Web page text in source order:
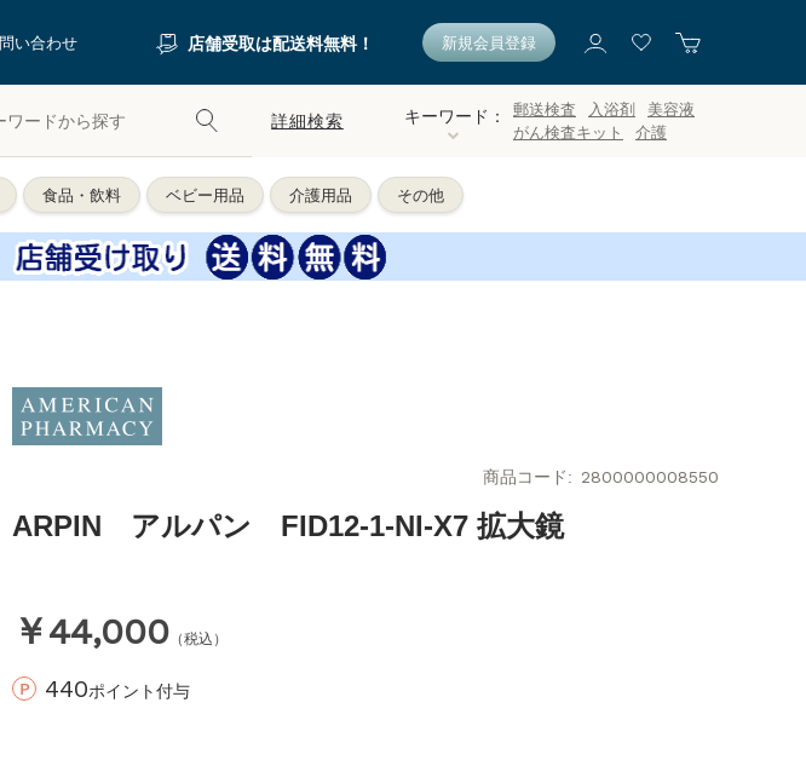
い合わせ 店舗受取は配送料無料！ 新規会員登録
詳細検索 キーワード： 郵送検査 入浴剤
美容液
がん検査キット
介護
食品・飲料 ベビー用品 介護用品 その他
商品コード 2800000008550
ARPIN アルパン FID12‐1‐NI‐X7 拡大鏡
￥44,000 （税込）
440ポイント付与